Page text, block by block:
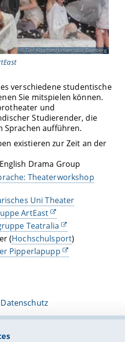
Tim Kipphan/Universität Bamberg
verschiedene studentische
Sie mitspielen können.
und
Studierender, die
Sprachen aufführen.
existieren zur Zeit an der
Drama Group
Theaterworkshop
Uni Theater
ArtEast
Teatralia
(Hochschulsport)
Pipperlapupp
Datenschutz